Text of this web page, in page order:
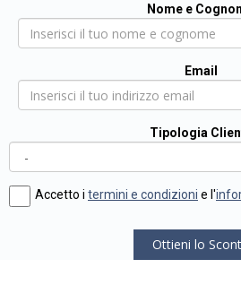
Nome e
Email
Tipologia
Accetto i termini e condizioni e l'
Ottieni lo